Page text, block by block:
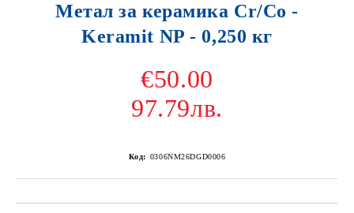
Метал за керамика Cr/Co -
Keramit NP - 0,250 кг
€50.00
97.79лв.
Код: 0306NM26DGD0006